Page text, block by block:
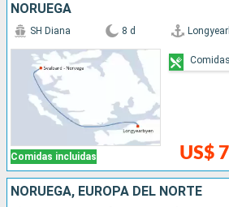
NORUEGA
Comidas incluidas
SH Diana 8 d
US$
NORUEGA, EUROPA DEL NORTE